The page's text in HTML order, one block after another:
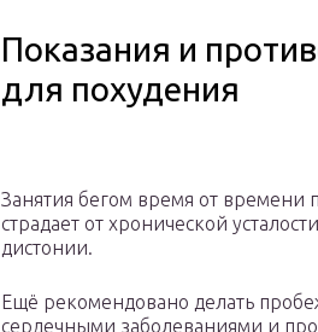
Показания и
для похудения
Занятия бегом время от времени
страдает от хронической
дистонии.
Ещё рекомендовано делать
сердечными заболеваниями и